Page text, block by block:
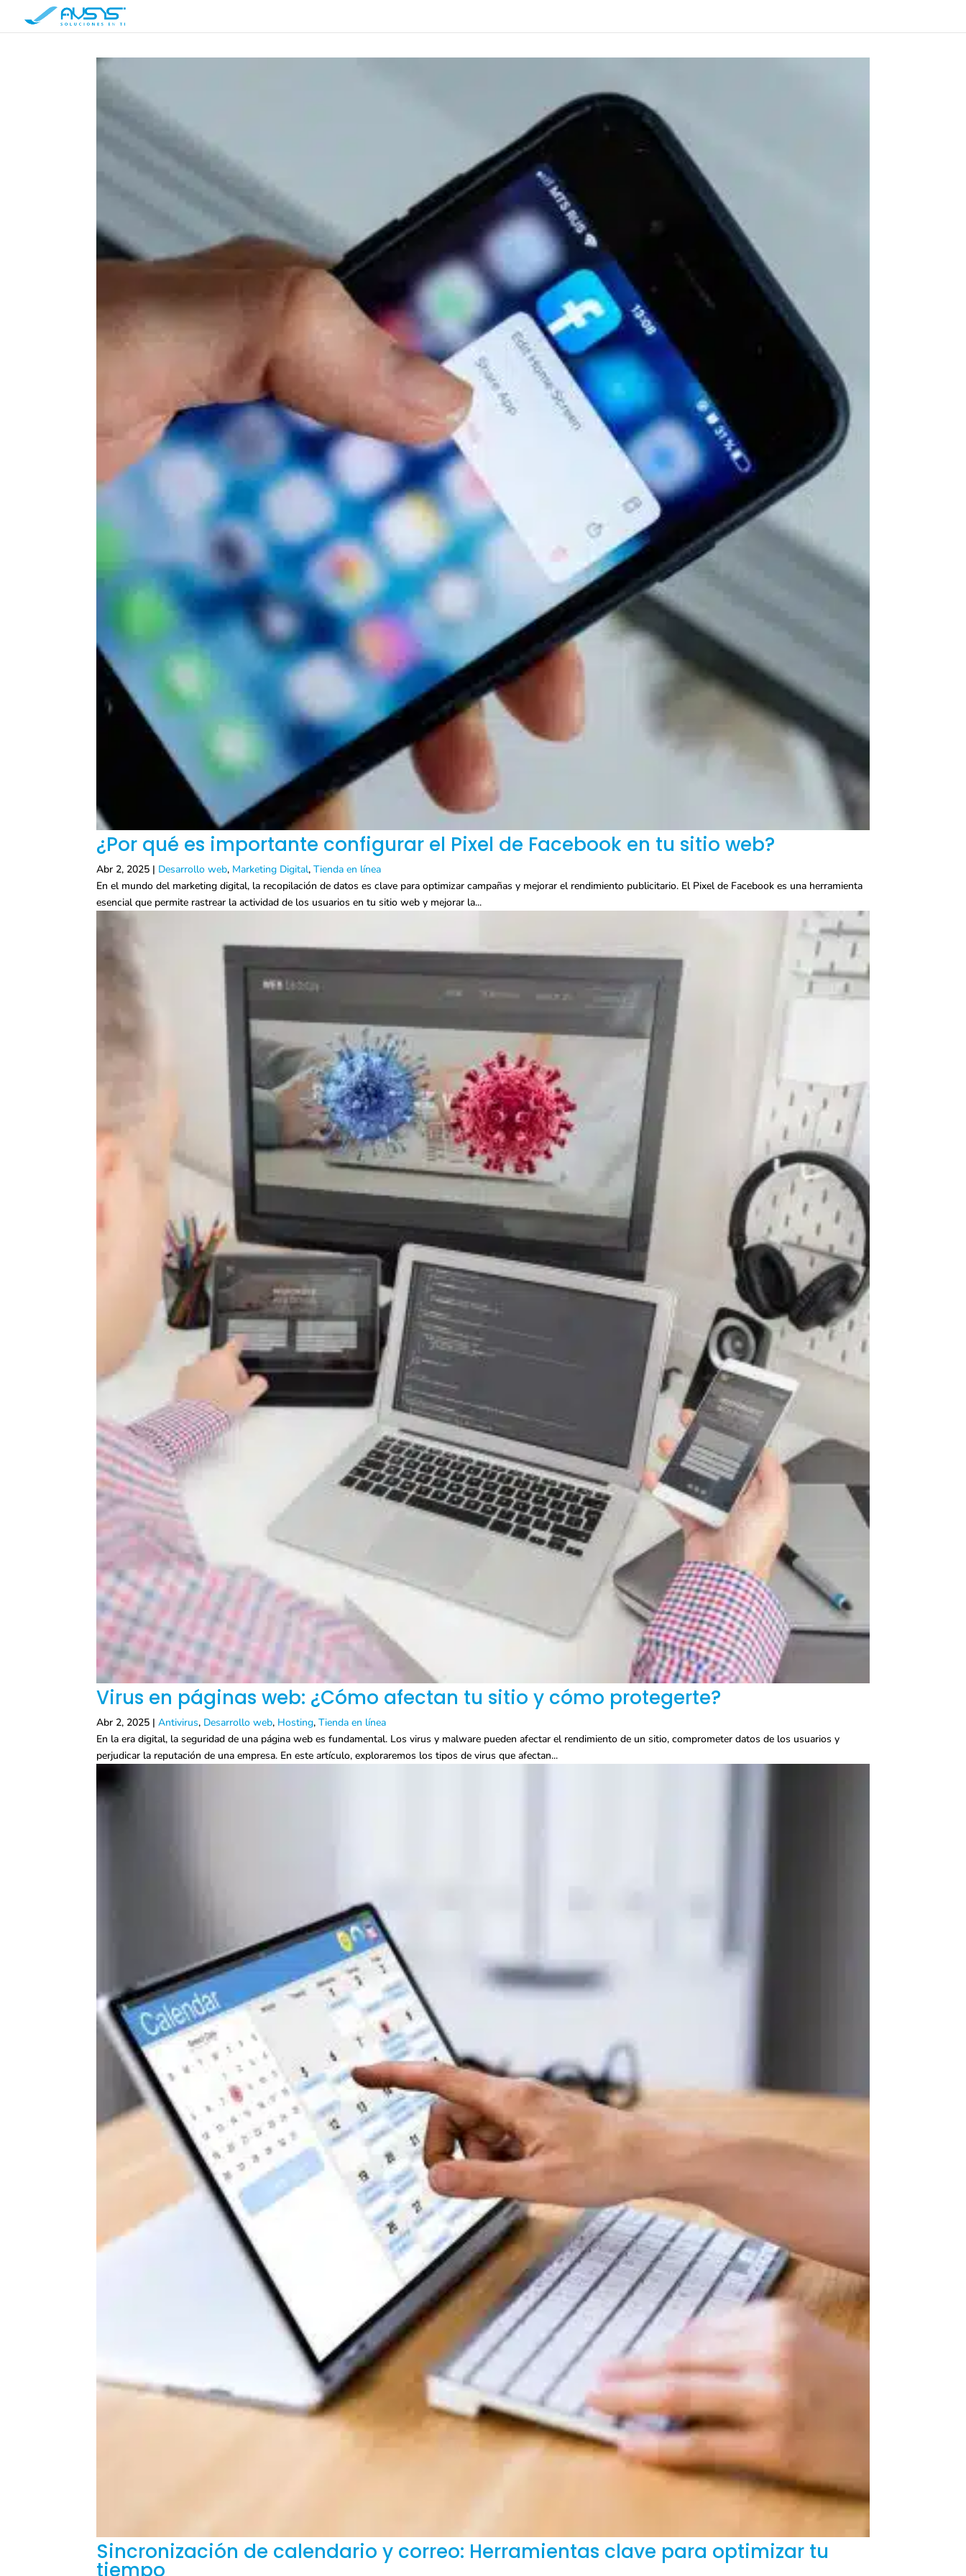
¿Por qué es importante configurar el Pixel de Facebook en tu sitio web?
Abr 2, 2025 | Desarrollo web, Marketing Digital,Tienda en línea
En el mundo del marketing digital, la recopilación de datos es clave para optimizar campañas y mejorar el rendimiento publicitario. El Pixel de Facebook es una herramienta
esencial que permite rastrear la actividad de los usuarios en tu sitio web y mejorar la...
Virus en páginas web: ¿Cómo afectan tu sitio y cómo protegerte?
Abr 2, 2025 |Antivirus, Desarrollo web, Hosting,Tienda en línea
En la era digital, la seguridad de una página web es fundamental. Los virus y malware pueden afectar el rendimiento de un sitio, comprometer datos de los usuarios y
perjudicar la reputación de una empresa. En este artículo, exploraremos los tipos de virus que afectan...
Sincronización de calendario y correo: Herramientas clave para optimizar tu
tiempo